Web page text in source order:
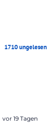
1710 ungelesen
vor 19 Tagen